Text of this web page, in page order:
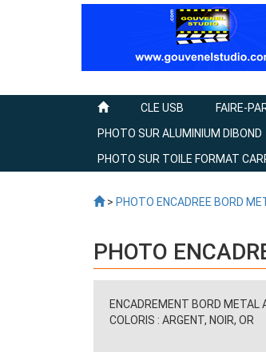
CLE USB FAIRE-
PHOTO SUR ALUMINIUM DIBOND
PHOTO SUR TOILE FORMAT
> PHOTO ENCADREE BORD
PHOTO
ENCADREMENT BORD METAL
COLORIS : ARGENT, NOIR, OR